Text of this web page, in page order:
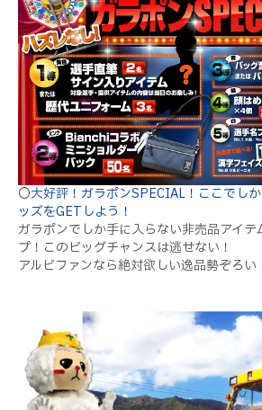
〇大好評！ガラポンSPECIAL！ここでし
ッズをGETしよう！
ガラポンでしか手に入らない非売品アイテ
プ！このビッグチャンスは逃せない！
アルビファンなら絶対欲しい逸品勢ぞろい